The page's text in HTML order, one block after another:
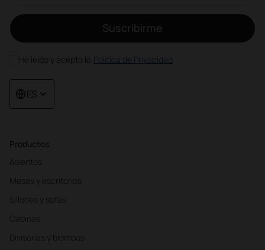
Productos
Asientos
Mesas y escritorios
Sillones y sofás
Cabinas
Divisorias y biombos
Suscribirme
He leído y acepto la Política de Privacidad
ES